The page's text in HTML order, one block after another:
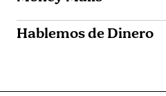
Hablemos de Dinero